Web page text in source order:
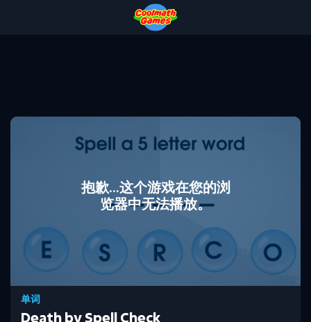
抱歉...这个游戏在您的浏
览器中无法播放。
单词
Death by Spell Check